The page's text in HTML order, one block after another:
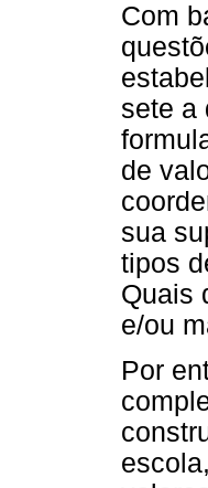
Com
sete a
de
sua
tipos
Quais
e/ou
Por